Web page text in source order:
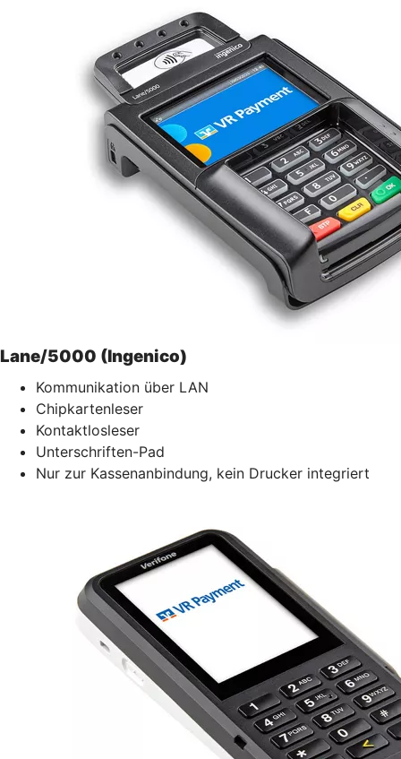
Lane/5000 (Ingenico)
Kommunikation über LAN
Chipkartenleser
Kontaktlosleser
Unterschriften-Pad
Nur zur Kassenanbindung, kein Drucker integriert